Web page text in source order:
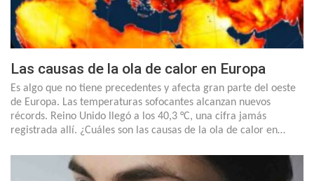
Las causas de la ola de calor en Europa
Es algo que no tiene precedentes y afecta gran parte del oeste
de Europa. Las temperaturas sofocantes alcanzan nuevos
récords. Reino Unido llegó a los 40,3 °C, una cifra jamás
registrada allí. ¿Cuáles son las causas de la ola de calor en…